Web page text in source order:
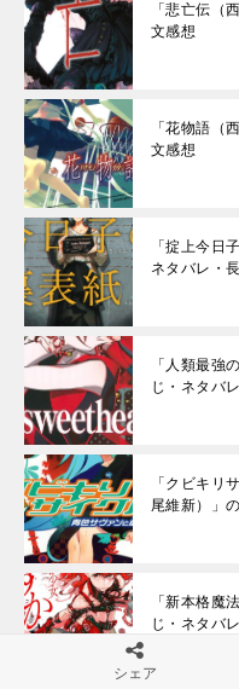
「悲亡伝（
文感想
「花物語（
文感想
「掟上今日
ネタバレ・
「人類最強
じ・ネタバ
「クビキリ
尾維新）」
「新本格魔
じ・ネタバ
シェア